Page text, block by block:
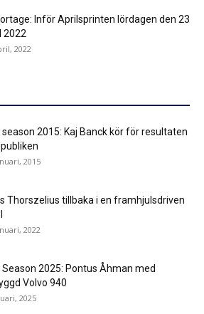
Inför Aprilsprinten lördagen den 23
2022
2022
season 2015: Kaj Banck kör för resultaten
2015
Thorszelius tillbaka i en framhjulsdriven
2022
Season 2025: Pontus Åhman med
Volvo 940
2025